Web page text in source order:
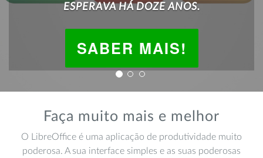
ESPERAVA HÁ DOZE ANOS.
SABER MAIS!
Faça muito mais e melhor
O LibreOffice é uma aplicação de produtividade muito
poderosa. A sua interface simples e as suas poderosas